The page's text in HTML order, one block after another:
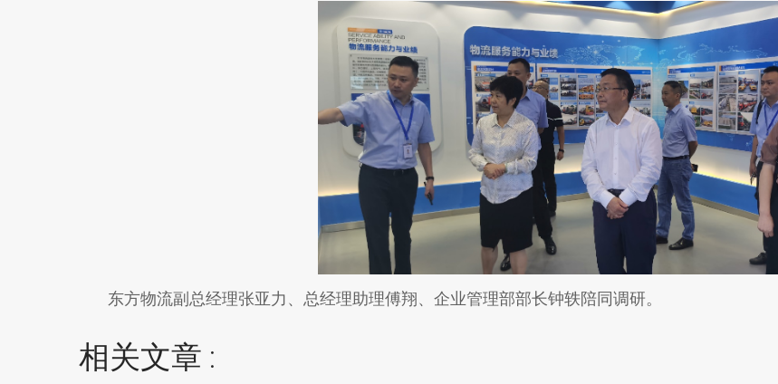
东方物流副总经理张亚力、总经理助理傅翔、企业管理部部长钟轶陪同调研。
相关文章 :